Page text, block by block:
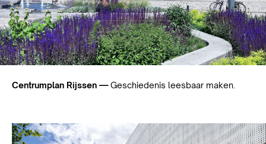
Centrumplan Rijssen —Geschiedenis leesbaar maken.